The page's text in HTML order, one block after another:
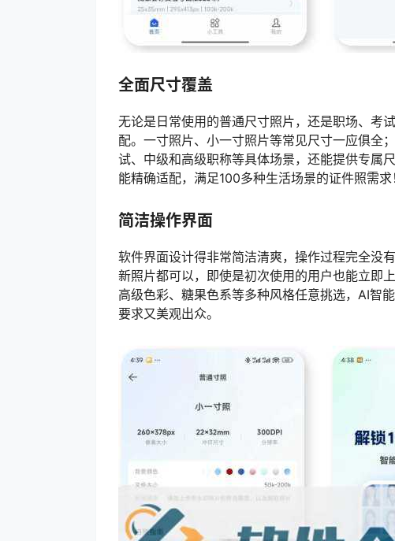
全面尺寸覆盖
无论是日常使用的普通尺寸照片，还是职场、考
配。一寸照片、小一寸照片等常见尺寸一应俱全
试、中级和高级职称等具体场景，还能提供专属
能精确适配，满足100多种生活场景的证件照需求
简洁操作界面
软件界面设计得非常简洁清爽，操作过程完全没
新照片都可以，即使是初次使用的用户也能立即
高级色彩、糖果色系等多种风格任意挑选，AI智
要求又美观出众。